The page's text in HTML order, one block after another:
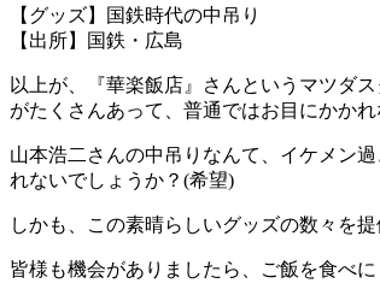
【グッズ】国鉄時代の中吊り
【出所】国鉄・広島
以上が、『華楽飯店』さんというマツダ
がたくさんあって、普通ではお目にかか
山本浩二さんの中吊りなんて、イケメン
れないでしょうか？(希望)
しかも、この素晴らしいグッズの数々を
皆様も機会がありましたら、ご飯を食べ